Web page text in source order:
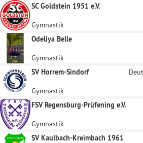
SC Goldstein 1951 e.V.
Gymnastik
Odeliya Belle
Gymnastik
SV Horrem-Sindorf
Gymnastik
FSV Regensburg-Prüfening e.V.
Gymnastik
SV Kaulbach-Kreimbach 1961